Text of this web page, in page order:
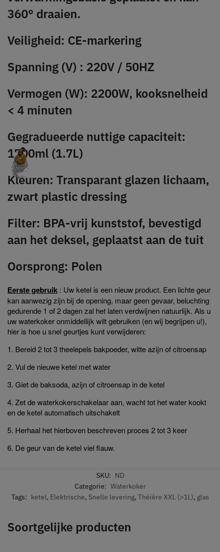
360° draaien.
Veiligheid: CE-markering
Spanning (V) : 220V / 50HZ
Vermogen (W): 2200W, kooksnelheid
< 4 minuten
Gegradueerde nuttige capaciteit:
1700ml (1.7L)
Kleuren: Transparant glazen lichaam,
zwart plastic dressing
Filter: BPA-vrij kunststof, bevestigd
aan het deksel, geplaatst aan de tuit
Oorsprong: Polen
Eerste gebruik : Uw ketel is een nieuw product. Een lichte geur
kan aanwezig zijn bij de opening, maar geen gevaar, beluchting
gedurende 1 of 2 dagen zal het laten verdwijnen natuurlijk. Als u
uw waterkoker onmiddellijk wilt gebruiken (en wij begrijpen u!),
hier is hoe u snel geurtjes kunt verwijderen:
1. Bereid 2 tot 3 theelepels bakpoeder, witte azijn of citroensap
2. Vul de nieuwe ketel met water
3. Giet de baksoda, azijn of citroensap in de ketel
4. Zet de waterkokerschakelaar aan, wacht tot het water kookt
en de ketel automatisch uitschakelt
5. Herhaal het hierboven beschreven proces 2 tot 3 keer
6. De geur van de ketel viel flauw.
SKU: ND
Categorie: Waterkoker
Tags: ketel, Elektrische, Snelle levering, Théière XXL (>1L), glas
Soortgelijke producten